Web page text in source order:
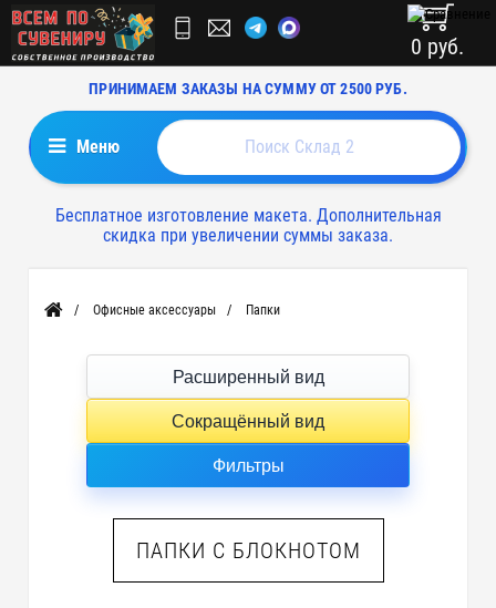
ПРИНИМАЕМ ЗАКАЗЫ НА СУММУ ОТ 2500 РУБ.
0 руб.
Меню
Бесплатное изготовление макета. Дополнительная
скидка при увеличении суммы заказа.
Главная Офисные аксессуары Папки
Расширенный вид
Сокращённый вид
Фильтры
ПАПКИ С БЛОКНОТОМ